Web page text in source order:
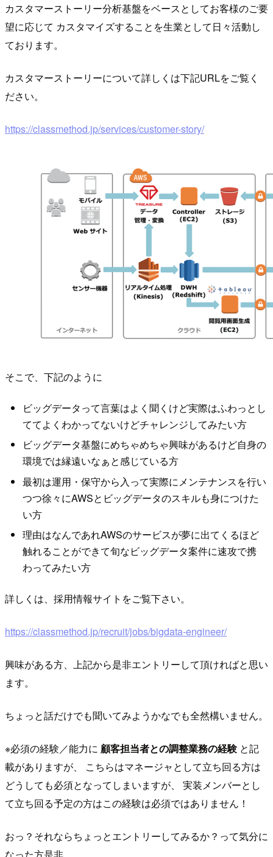
カスタマーストーリー分析基盤をベースとしてお客様のご要
望に応じて カスタマイズすることを生業として日々活動し
ております。
カスタマーストーリーについて詳しくは下記URLをご覧く
ださい。
https://classmethod.jp/services/customer-story/
そこで、下記のように
ビッグデータって言葉はよく聞くけど実際はふわっとし
ててよくわかってないけどチャレンジしてみたい方
ビッグデータ基盤にめちゃめちゃ興味があるけど自身の
環境では縁遠いなぁと感じている方
最初は運用・保守から入って実際にメンテナンスを行い
つつ徐々にAWSとビッグデータのスキルも身につけた
い方
理由はなんであれAWSのサービスが夢に出てくるほど
触れることができて旬なビッグデータ案件に速攻で携
わってみたい方
詳しくは、採用情報サイトをご覧下さい。
https://classmethod.jp/recruit/jobs/bigdata-engineer/
興味がある方、上記から是非エントリーして頂ければと思い
ます。
ちょっと話だけでも聞いてみようかなでも全然構いません。
※必須の経験／能力に 顧客担当者との調整業務の経験と記
載がありますが、 こちらはマネージャとして立ち回る方は
どうしても必須となってしまいますが、 実装メンバーとし
て立ち回る予定の方はこの経験は必須ではありません！
おっ？それならちょっとエントリーしてみるか？って気分に
なった方是非